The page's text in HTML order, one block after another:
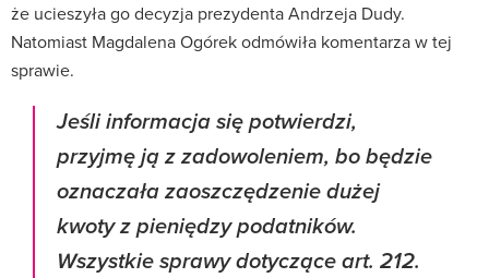
że ucieszyła go decyzja prezydenta Andrzeja Dudy.
Natomiast Magdalena Ogórek odmówiła komentarza w tej
sprawie.
Jeśli informacja się potwierdzi,
przyjmę ją z zadowoleniem, bo będzie
oznaczała zaoszczędzenie dużej
kwoty z pieniędzy podatników.
Wszystkie sprawy dotyczące art. 212.